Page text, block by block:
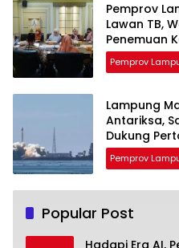
Pemprov
Lawan TB,
Penemuan
Tuntas
Pemprov
Lampung
Antariksa,
Dukung
Pemprov
Popular Post
Hadapi Era AI,